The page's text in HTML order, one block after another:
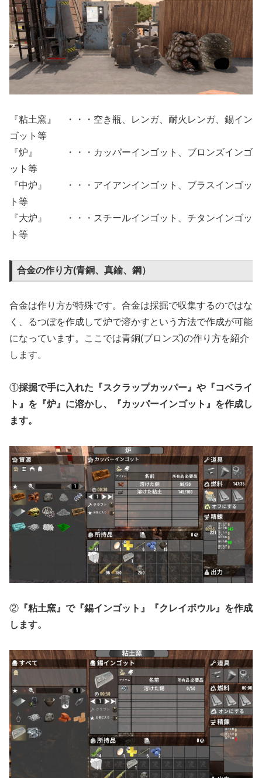
『粘土窯』 ・・・空き瓶、レンガ、耐火レンガ、錫イン
ゴット等
『炉』 ・・・カッパーインゴット、ブロンズインゴ
ット等
『中炉』 ・・・アイアンインゴット、ブラスインゴッ
ト等
『大炉』 ・・・スチールインゴット、チタンインゴッ
ト等
合金の作り方(青銅、真鍮、鋼）
合金は作り方が特殊です。合金は採掘で収集するのではな
く、るつぼを作成して炉で溶かすという方法で作成が可能
になっています。ここでは青銅(ブロンズ)の作り方を紹介
します。
①採掘で手に入れた『スクラップカッパー』や『コベライ
ト』を『炉』に溶かし、『カッパーインゴット』を作成し
ます。
② 『粘土窯』で『錫インゴット』『クレイボウル』を作成
します。